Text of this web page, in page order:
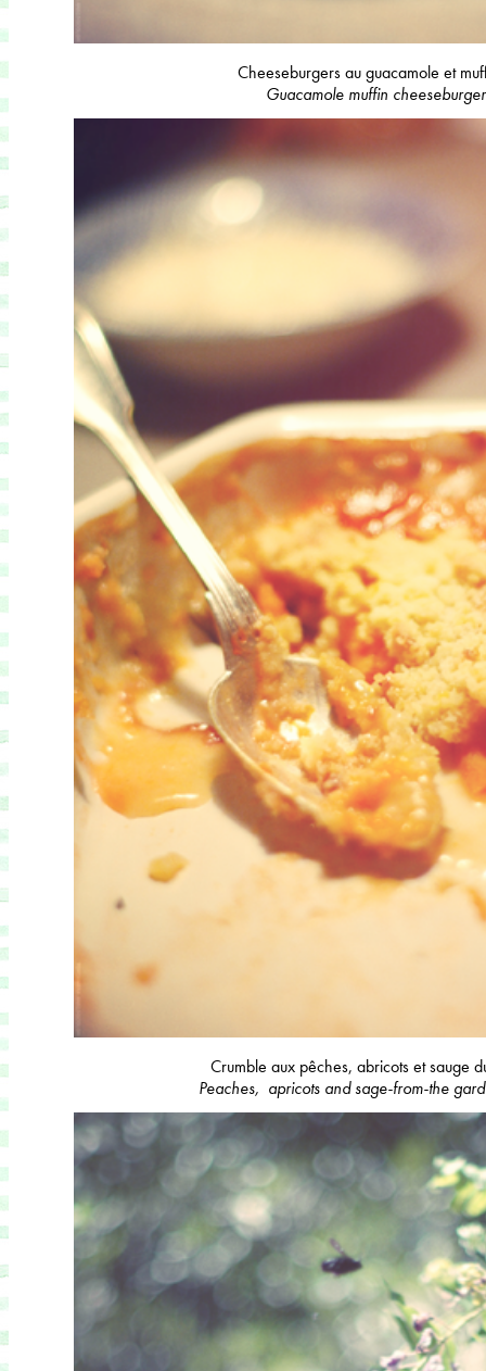
Cheeseburgers au guacamole et
Guacamole muffin
Crumble aux pêches, abricots et sauge
Peaches, apricots and sage-from-the